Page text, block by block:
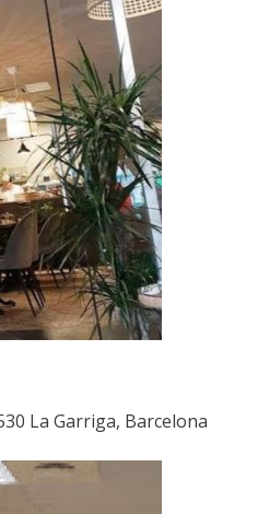
La Garriga, Barcelona